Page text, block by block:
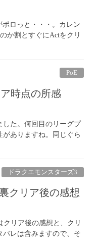
ロっと・・・。カレン
か割とすぐにActをクリ
PoE
時点の所感
した。何回目のリーグプ
ありますね。同じぐら
ドラクエモンスターズ3
クリア後の感想
クリア後の感想と、クリ
レは含みますので、そ